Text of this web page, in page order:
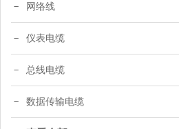
网络线
仪表电缆
总线电缆
数据传输电缆